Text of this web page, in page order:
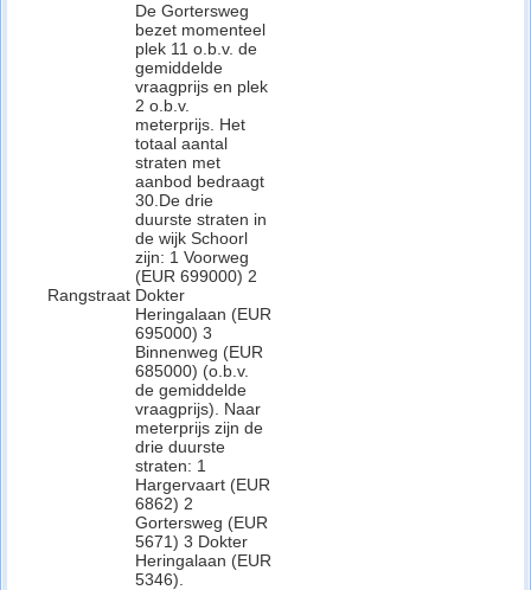
Rangstraat
De Gortersweg
bezet momenteel
plek 11 o.b.v. de
gemiddelde
vraagprijs en plek
2 o.b.v.
meterprijs. Het
totaal aantal
straten met
aanbod bedraagt
30.De drie
duurste straten in
de wijk Schoorl
zijn: 1 Voorweg
(EUR 699000) 2
Dokter
Heringalaan (EUR
695000) 3
Binnenweg (EUR
685000) (o.b.v.
de gemiddelde
vraagprijs). Naar
meterprijs zijn de
drie duurste
straten: 1
Hargervaart (EUR
6862) 2
Gortersweg (EUR
5671) 3 Dokter
Heringalaan (EUR
5346).